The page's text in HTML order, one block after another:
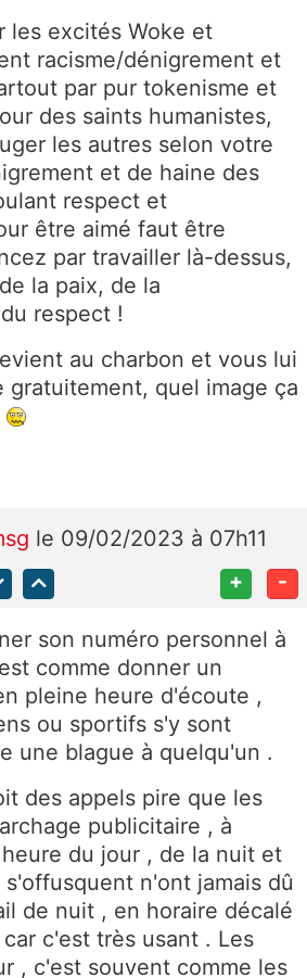
les excités Woke et
racisme/dénigrement et
par pur tokenisme et
des saints humanistes,
les autres selon votre
et de haine des
respect et
être aimé faut être
par travailler là-dessus,
la paix, de la
respect !
au charbon et vous lui
gratuitement, quel image ça
le 09/02/2023 à 07h11
+ -
son numéro personnel à
comme donner un
pleine heure d'écoute ,
ou sportifs s'y sont
une blague à quelqu'un .
des appels pire que les
publicitaire , à
du jour , de la nuit et
n'ont jamais dû
de nuit , en horaire décalé
c'est très usant . Les
, c'est souvent comme les